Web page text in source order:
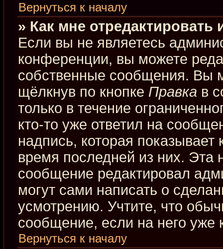
Вернуться к началу
» Как мне
Если вы не являетесь
конференции, вы можете
собственные сообщения. Вы
щёлкнув по кнопке Правка в
только в течение
кто-то уже ответил на
надпись, которая показывает
время последней из них. Эта
сообщение редактировал
могут сами написать о
усмотрению. Учтите, что
сообщение, если на него уже
Вернуться к началу